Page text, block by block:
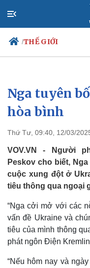
/THẾ GIỚI
Chính trị
Đảng
Tổ chức nhân sự
Nhận diện sự thật
Nga tuyên
hòa bình
Thứ Tư, 09:40, 12/03/
VOV.VN - Người
Peskov cho biết,
cuộc xung đột ở
tiêu thông qua ngoại
“Nga cởi mở với các
vấn đề Ukraine và
tiêu của mình thông
phát ngôn Điện
“Nếu hôm nay và